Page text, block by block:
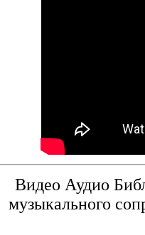
Видео Аудио
музыкального